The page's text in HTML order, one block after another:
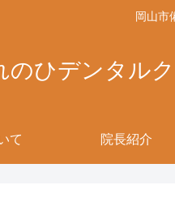
岡山市
のひデンタル
て 院長紹介